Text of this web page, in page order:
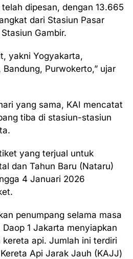
dipesan, dengan 13.665
dari Stasiun Pasar
Stasiun Gambir.
yakni Yogyakarta,
Purwokerto,” ujar
yang sama, KAI mencatat
tiba di stasiun-stasiun
yang terjual untuk
dan Tahun Baru (Nataru)
4 Januari 2026
penumpang selama masa
1 Jakarta menyiapkan
api. Jumlah ini terdiri
Api Jarak Jauh (KAJJ)